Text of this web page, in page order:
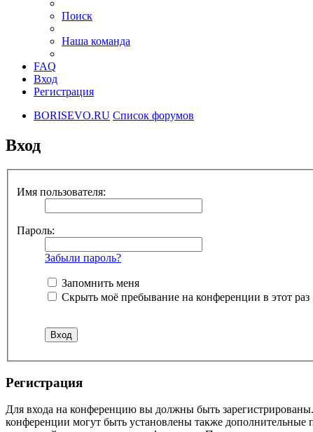
Поиск
Наша команда
FAQ
Вход
Регистрация
BORISEVO.RU Список форумов
Вход
Имя пользователя:
Пароль:
Забыли пароль?
Запомнить меня
Скрыть моё пребывание на конференции в этот раз
Регистрация
Для входа на конференцию вы должны быть
конференции могут быть установлены также дополнительные